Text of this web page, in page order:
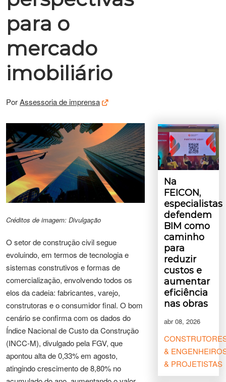
para o
mercado
imobiliário
PorAssessoria de imprensa
Créditos de imagem: Divulgação
O setor de construção civil segue
evoluindo, em termos de tecnologia e
sistemas construtivos e formas de
comercialização, envolvendo todos os
elos da cadeia: fabricantes, varejo,
construtoras e o consumidor final. O bom
cenário se confirma com os dados do
Índice Nacional de Custo da Construção
(INCC-M), divulgado pela FGV, que
apontou alta de 0,33% em agosto,
atingindo crescimento de 8,80% no
Na
FEICON,
especialistas
defendem
BIM como
caminho
para
reduzir
custos e
aumentar
eficiência
nas obras
abr 08, 2026
&
& PROJETISTAS